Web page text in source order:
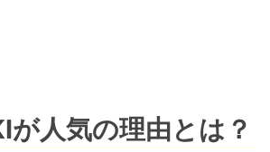
人気の理由とは？